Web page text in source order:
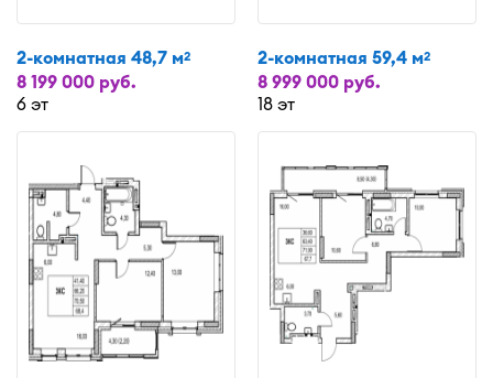
2-комнатная 48,7 м2
8 199 000 руб.
6 эт
2-комнатная 59,4 м2
8 999 000 руб.
18 эт